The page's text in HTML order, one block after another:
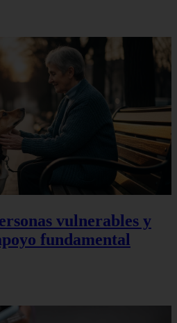
vulnerables y
fundamental